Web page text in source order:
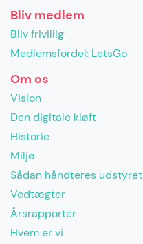
Bliv medlem
Bliv frivillig
Medlemsfordel: LetsGo
Om os
Vision
Den digitale kløft
Historie
Miljø
Sådan håndteres udstyret
Vedtægter
Årsrapporter
Hvem er vi